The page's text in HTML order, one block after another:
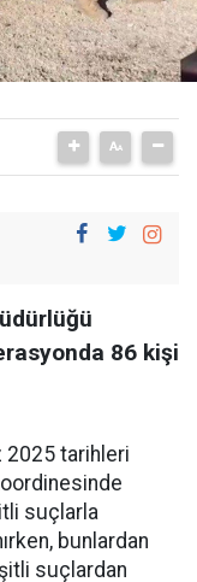
86 kişi
2025 tarihleri
suçlarla
bunlardan
suçlardan